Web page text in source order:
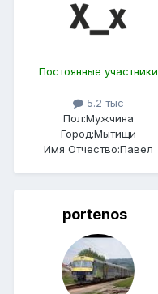
Постоянные участники
5.2 тыс
Пол:Мужчина
Город:Мытищи
Имя Отчество:Павел
portenos